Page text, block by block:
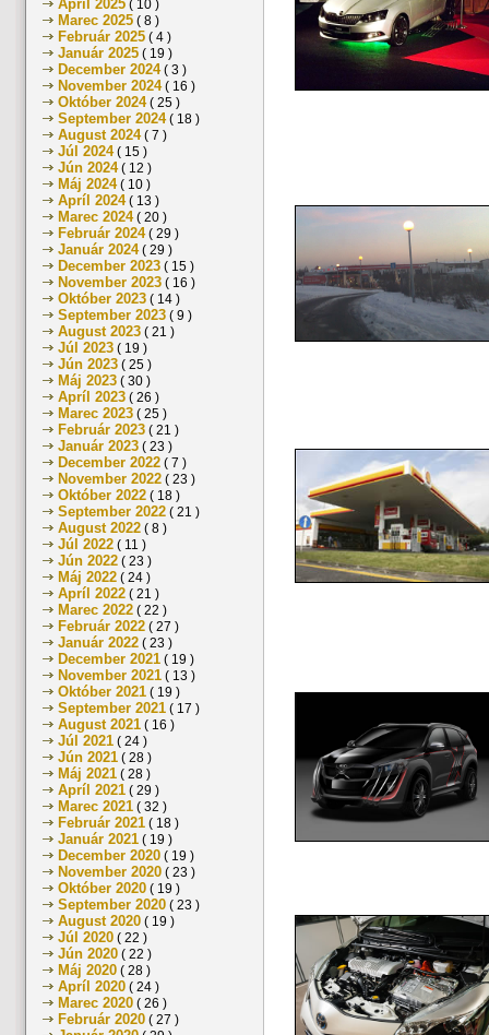
Apríl 2025 ( 10 )
Marec 2025 ( 8 )
Február 2025 ( 4 )
Január 2025 ( 19 )
December 2024( 3 )
November 2024( 16 )
Október 2024( 25 )
September 2024( 18 )
August 2024( 7 )
Júl 2024( 15 )
Jún 2024( 12 )
Máj 2024( 10 )
Apríl 2024( 13 )
Marec 2024( 20 )
Február 2024( 29 )
Január 2024( 29 )
December 2023 ( 15 )
November 2023 ( 16 )
Október 2023 ( 14 )
September 2023 ( 9 )
August 2023 ( 21 )
Júl 2023 ( 19 )
Jún 2023 ( 25 )
Máj 2023 ( 30 )
Apríl 2023 ( 26 )
Marec 2023 ( 25 )
Február 2023 ( 21 )
Január 2023 ( 23 )
December 2022 ( 7 )
November 2022 ( 23 )
Október 2022 ( 18 )
September 2022 ( 21 )
August 2022 ( 8 )
Júl 2022 ( 11 )
Jún 2022 ( 23 )
Máj 2022 ( 24 )
Apríl 2022 ( 21 )
Marec 2022 ( 22 )
Február 2022 ( 27 )
Január 2022 ( 23 )
December 2021 ( 19 )
November 2021 ( 13 )
Október 2021 ( 19 )
September 2021 ( 17 )
August 2021 ( 16 )
Júl 2021 ( 24 )
Jún 2021 ( 28 )
Máj 2021 ( 28 )
Apríl 2021 ( 29 )
Marec 2021 ( 32 )
Február 2021 ( 18 )
Január 2021 ( 19 )
December 2020 ( 19 )
November 2020 ( 23 )
Október 2020 ( 19 )
September 2020 ( 23 )
August 2020 ( 19 )
Júl 2020 ( 22 )
Jún 2020 ( 22 )
Máj 2020 ( 28 )
Apríl 2020 ( 24 )
Marec 2020 ( 26 )
Február 2020 ( 27 )